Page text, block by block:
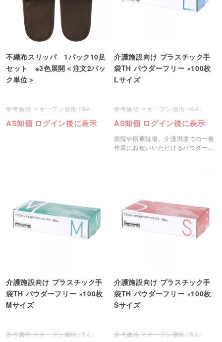
不織布スリッパ 1パック10足
セット ※3色展開＜注文2パッ
ク単位＞
オープン価格
AS卸価 ログイン後に表示
介護施設向け プラスチック手
袋TH パウダーフリー ×100枚
Lサイズ
オープン価格
AS卸価 ログイン後に表示
病院や医療現場、介護現場での一般
作業にお使いいただけるパウダーフ
介護施設向け プラスチック手
袋TH パウダーフリー ×100枚
Mサイズ
オープン価格
介護施設向け プラスチック手
袋TH パウダーフリー ×100枚
Sサイズ
オープン価格